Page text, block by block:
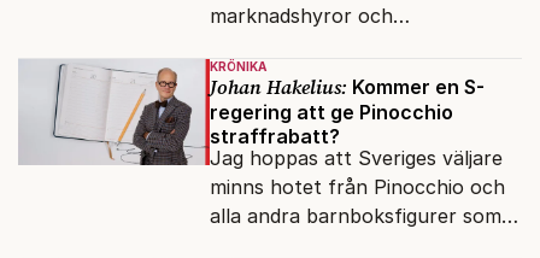
marknadshyror och
om antisemitism.
KRÖNIKA
Johan Hakelius: Kommer en S-
regering att ge Pinocchio
straffrabatt?
Jag hoppas att Sveriges väljare
minns hotet från Pinocchio och
alla andra barnboksfigurer som